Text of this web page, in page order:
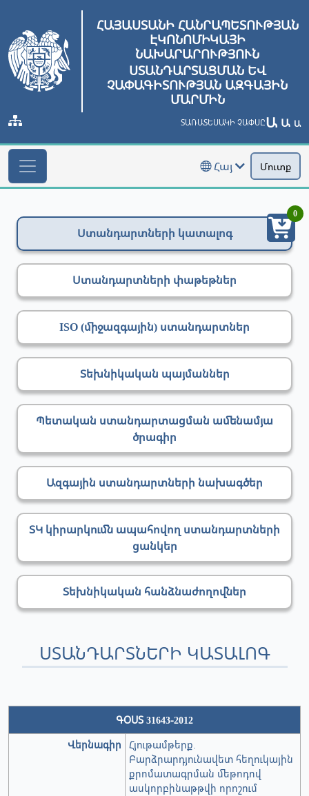
ՀԱՅԱՍՏԱՆԻ ՀԱՆՐԱՊԵՏՈՒԹՅԱՆ
ԷԿՈՆՈՄԻԿԱՅԻ
ՆԱԽԱՐԱՐՈՒԹՅՈՒՆ
ՍՏԱՆԴԱՐՏԱՑՄԱՆ ԵՎ
ՉԱՓԱԳԻՏՈՒԹՅԱՆ ԱԶԳԱՅԻՆ
ՄԱՐՄԻՆ
ՏԱՌԱՏԵՍԱԿԻ ՉԱՓՍԸԱ Ա Ա
Հայ Մուտք
Ստանդարտների կատալոգ
Ստանդարտների փաթեթներ
ISO (միջազգային) ստանդարտներ
Տեխնիկական պայմաններ
Պետական ստանդարտացման ամենամյա
ծրագիր
Ազգային ստանդարտների նախագծեր
ՏԿ կիրարկումն ապահովող ստանդարտների
ցանկեր
Տեխնիկական հանձնաժողովներ
ՍՏԱՆԴԱՐՏՆԵՐԻ ԿԱՏԱԼՈԳ
ԳՕՍՏ 31643-2012
Վերնագիր
Հյութամթերք.
Բարձրարդյունավետ հեղուկային
քրոմատագրման մեթոդով
ասկորբինաթթվի որոշում
0